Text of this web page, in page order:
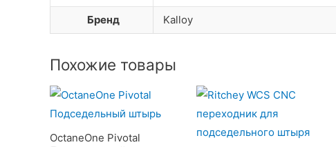
Бренд Kalloy
Похожие товары
OctaneOne Pivotal